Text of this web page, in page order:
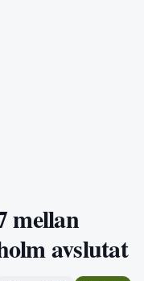
mellan
avslutat